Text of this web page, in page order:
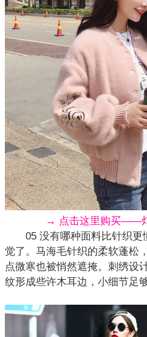
→ 点击这里购买——
05 没有哪种面料比针织更
觉了。马海毛针织的柔软蓬松
点微寒也被悄然遮掩。 刺绣设
纹形成些许木耳边，小细节足